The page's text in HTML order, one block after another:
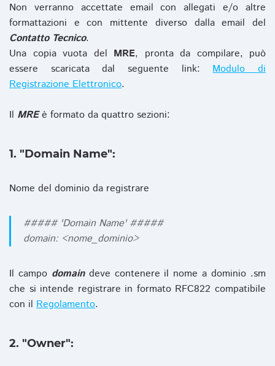
Non verranno accettate email con allegati e/o altre
formattazioni e con mittente diverso dalla email del
Contatto Tecnico.
Una copia vuota del MRE, pronta da compilare, può
essere scaricata dal seguente link:Modulo di
Registrazione Elettronico.
Il MREè formato da quattro sezioni:
1. "Domain Name":
Nome del dominio da registrare
##### 'Domain Name' #####
domain: <nome_dominio>
Il campo domaindeve contenere il nome a dominio .sm
che si intende registrare in formato RFC822 compatibile
con il Regolamento.
2. "Owner":